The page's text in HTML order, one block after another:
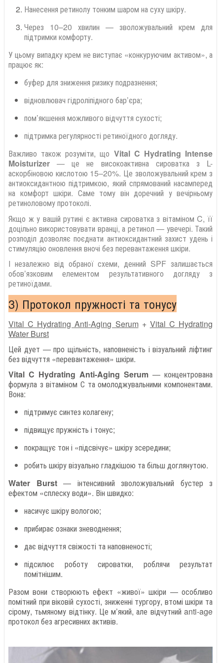
Нанесення ретинолу тонким шаром на суху шкіру.
Через 10–20 хвилин — зволожувальний крем для
підтримки комфорту.
У цьому випадку крем не виступає «конкуруючим активом», а
працює як:
буфер для зниження ризику подразнення;
відновлювач гідроліпідного бар’єра;
пом’якшення можливого відчуття сухості;
підтримка регулярності ретиноїдного догляду.
Важливо також розуміти, що Vital C Hydrating Intense
Moisturizer — це не високоактивна сироватка з L-
аскорбіновою кислотою 15–20%. Це зволожувальний крем з
антиоксидантною підтримкою, який спрямований насамперед
на комфорт шкіри. Саме тому він доречний у вечірньому
ретиноловому протоколі.
Якщо ж у вашій рутині є активна сироватка з вітаміном C, її
доцільно використовувати вранці, а ретинол — увечері. Такий
розподіл дозволяє поєднати антиоксидантний захист удень і
стимуляцію оновлення вночі без перевантаження шкіри.
І незалежно від обраної схеми, денний SPF залишається
обов’язковим елементом результативного догляду з
ретиноїдами.
3) Протокол пружності та тонусу
Vital C Hydrating Anti-Aging Serum+ Vital C Hydrating
Water Burst
Цей дует — про щільність, наповненість і візуальний ліфтинг
без відчуття «перевантаження» шкіри.
Vital C Hydrating Anti-Aging Serum — концентрована
формула з вітаміном С та омолоджувальними компонентами.
Вона:
підтримує синтез колагену;
підвищує пружність і тонус;
покращує тон і «підсвічує» шкіру зсередини;
робить шкіру візуально гладкішою та більш доглянутою.
Water Burst— інтенсивний зволожувальний бустер з
ефектом «сплеску води». Він швидко:
насичує шкіру вологою;
прибирає ознаки зневоднення;
дає відчуття свіжості та наповненості;
підсилює роботу сироватки, роблячи результат
помітнішим.
Разом вони створюють ефект «живої» шкіри — особливо
помітний при віковій сухості, зниженні тургору, втомі шкіри та
сірому, тьмяному відтінку. Це м’який, але відчутний anti-age
протокол без агресивних активів.